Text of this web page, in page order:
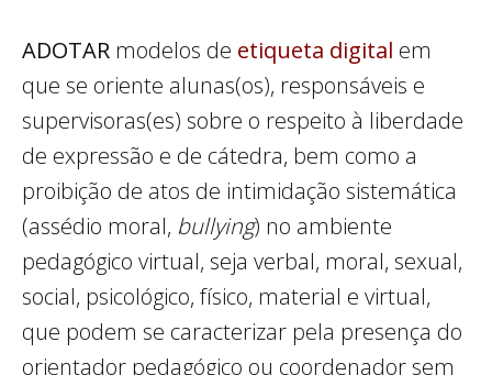
ADOTAR modelos de etiqueta digital em
que se oriente alunas(os), responsáveis e
supervisoras(es) sobre o respeito à liberdade
de expressão e de cátedra, bem como a
proibição de atos de intimidação sistemática
(assédio moral, bullying) no ambiente
pedagógico virtual, seja verbal, moral, sexual,
social, psicológico, físico, material e virtual,
que podem se caracterizar pela presença do
orientador pedagógico ou coordenador sem